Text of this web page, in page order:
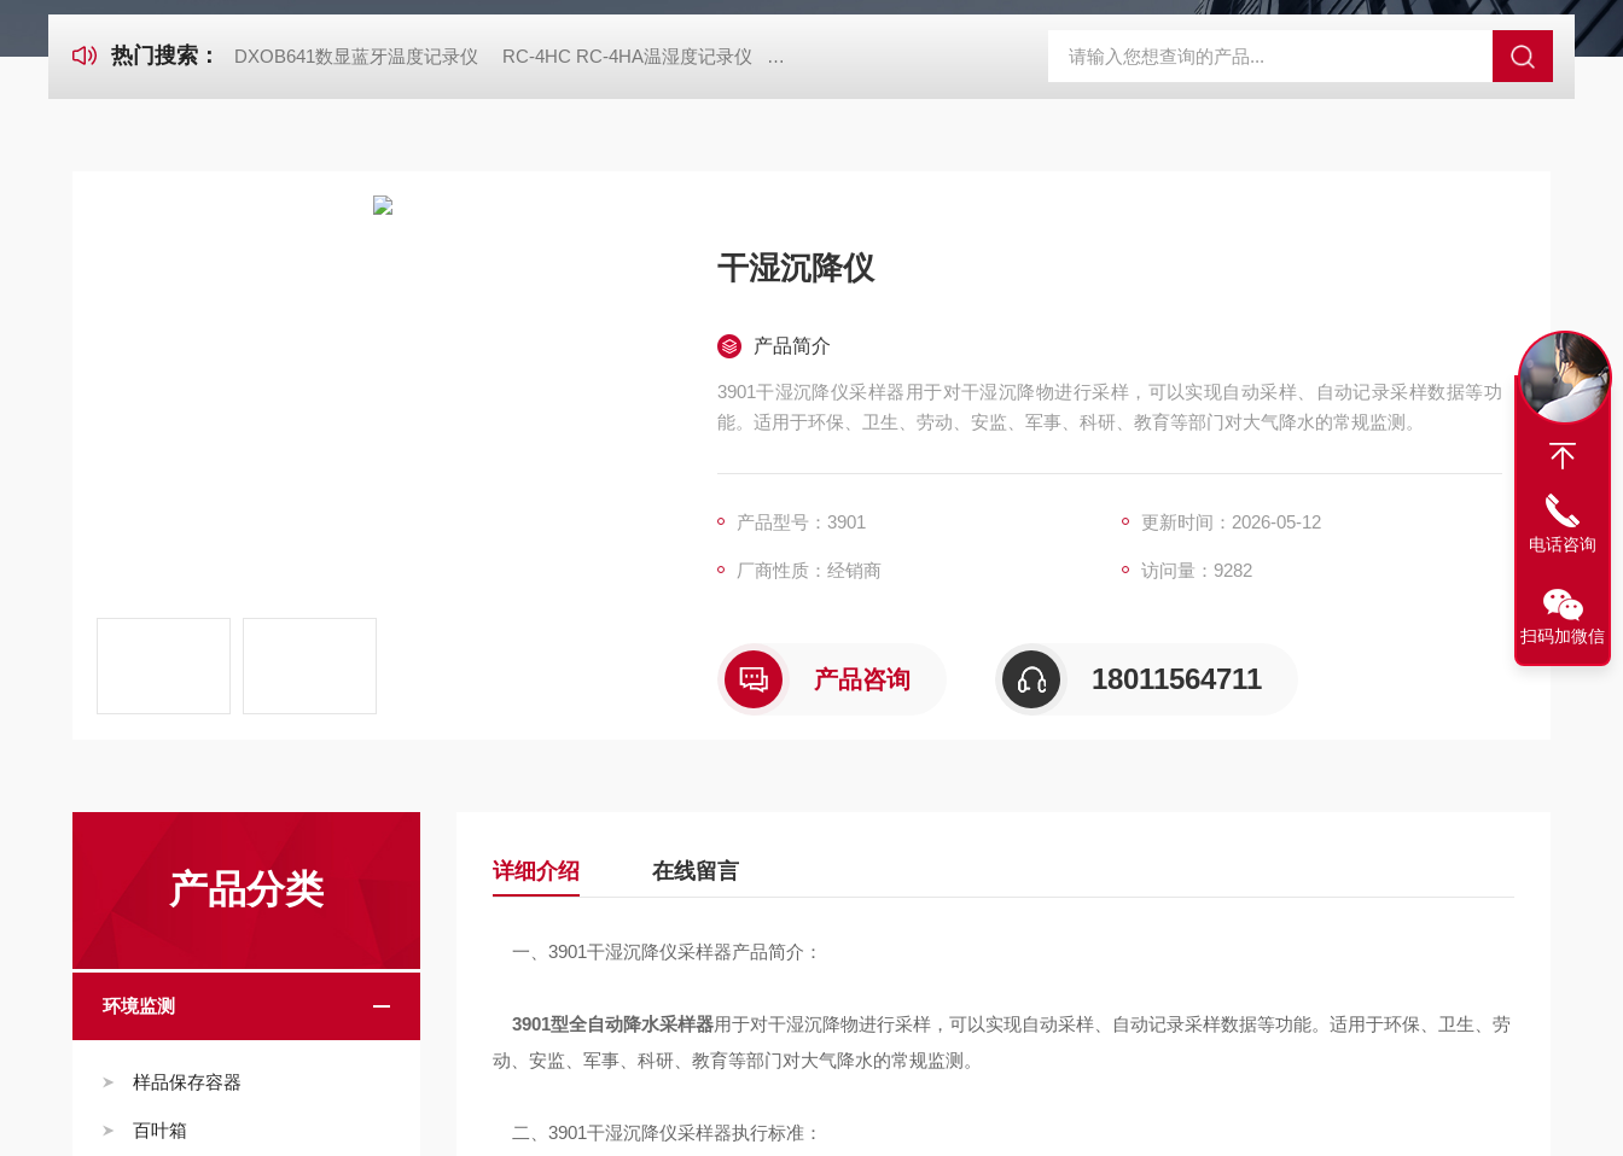
热门搜索： DXOB641数显蓝牙温度记录仪 RC-4HC RC-4HA温湿度记录仪 多样品平行蒸发仪多样品平行蒸发仪 SBD-100B SBD-100D成都漏氯报警仪 漏氯报警器 漏氯检测仪
干湿沉降仪
产品简介
3901干湿沉降仪采样器用于对干湿沉降物进行采样，可以实现自动采样、自动记录采样数据等功
能。适用于环保、卫生、劳动、安监、军事、科研、教育等部门对大气降水的常规监测。
产品型号：3901 更新时间：2026-05-12
厂商性质：经销商 访问量：9282
产品咨询 18011564711
产品分类
环境监测
样品保存容器
百叶箱
详细介绍 在线留言
一、3901干湿沉降仪采样器产品简介：
3901型全自动降水采样器用于对干湿沉降物进行采样，可以实现自动采样、自动记录采样数据等功能。适用于环保、卫生、劳
动、安监、军事、科研、教育等部门对大气降水的常规监测。
二、3901干湿沉降仪采样器执行标准：
电话咨询
扫码加微信